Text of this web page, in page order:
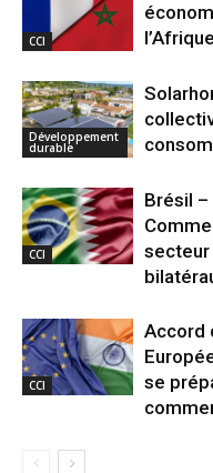
CCI
l’Afrique
Développement
durable
CCI
Brésil –
secteur
CCI
Accord
se